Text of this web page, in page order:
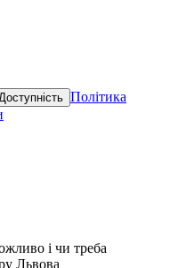
Доступність Політика
і чи треба
Львова